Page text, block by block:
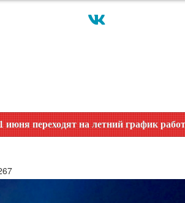
график работы. Уточняйте